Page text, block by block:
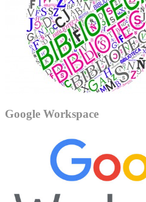
Google Workspace